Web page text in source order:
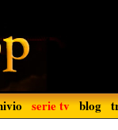
serie tv blog